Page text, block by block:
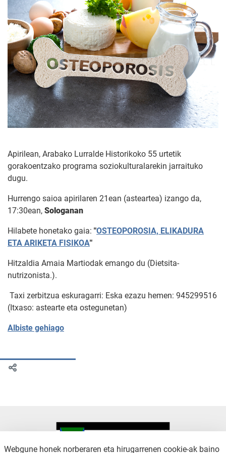
Apirilean, Arabako Lurralde Historikoko 55 urtetik
gorakoentzako programa soziokulturalarekin jarraituko
dugu.
Hurrengo saioa apirilaren 21ean (asteartea) izango da,
17:30ean, Sologanan
Hilabete honetako gaia: "OSTEOPOROSIA, ELIKADURA
ETA ARIKETA FISIKOA"
Hitzaldia Amaia Martiodak emango du (Dietsita-
nutrizonista.).
Taxi zerbitzua eskuragarri: Eska ezazu hemen: 945299516
(Itxaso: astearte eta ostegunetan)
Albiste gehiago
Webgune honek norberaren eta hirugarrenen cookie-ak baino